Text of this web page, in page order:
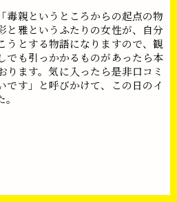
毒親というところからの起点の物
と雅というふたりの女性が、自分
うとする物語になりますので、観
でも引っかかるものがあったら本
ります。気に入ったら是非口コミ
です」と呼びかけて、この日のイ